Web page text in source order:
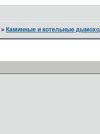
»Каминные и котельные